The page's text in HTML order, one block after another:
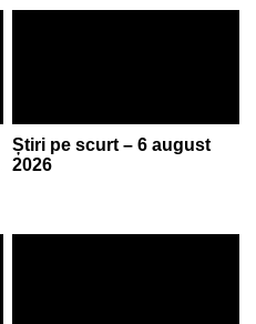
Știri pe scurt – 6 august
2026